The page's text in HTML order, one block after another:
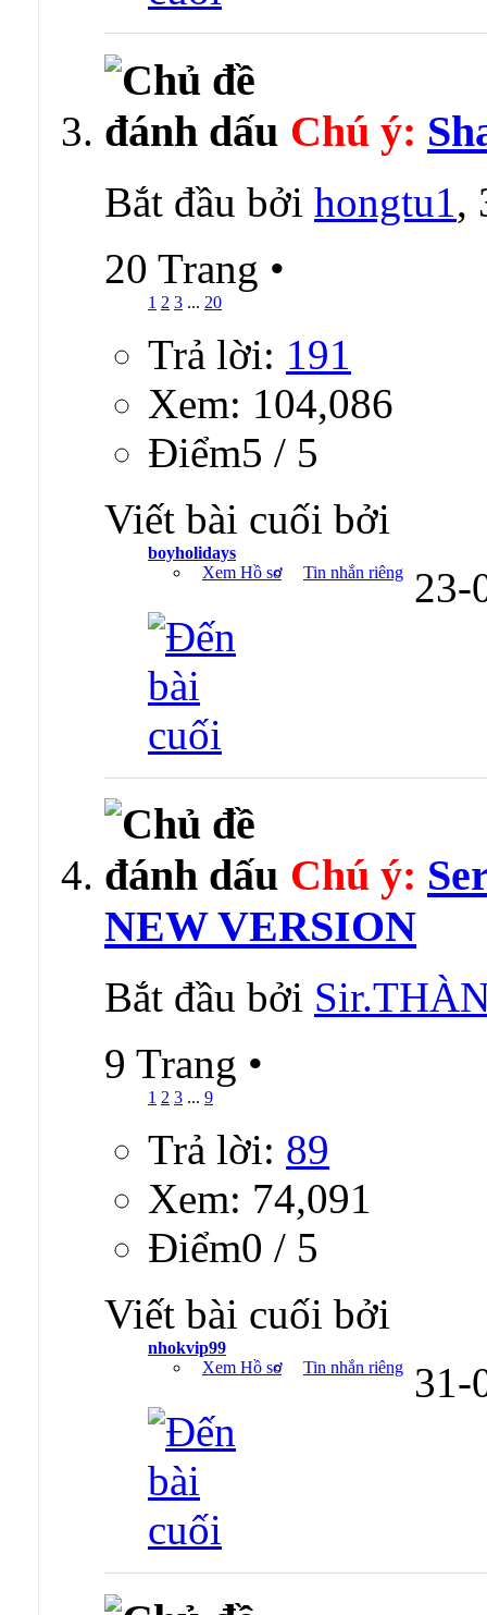
Chú ý:
Bắt đầu bởi hongtu1,
20 Trang •
1 2 3 ... 20
Trả lời: 191
Xem: 104,086
Ðiểm5 / 5
Viết bài cuối bởi
boyholidays
Xem Hồ sơ
Tin nhắn riêng 23-
Chú ý:
NEW VERSION
Bắt đầu bởi
9 Trang •
1 2 3 ... 9
Trả lời: 89
Xem: 74,091
Ðiểm0 / 5
Viết bài cuối bởi
nhokvip99
Xem Hồ sơ
Tin nhắn riêng 31-